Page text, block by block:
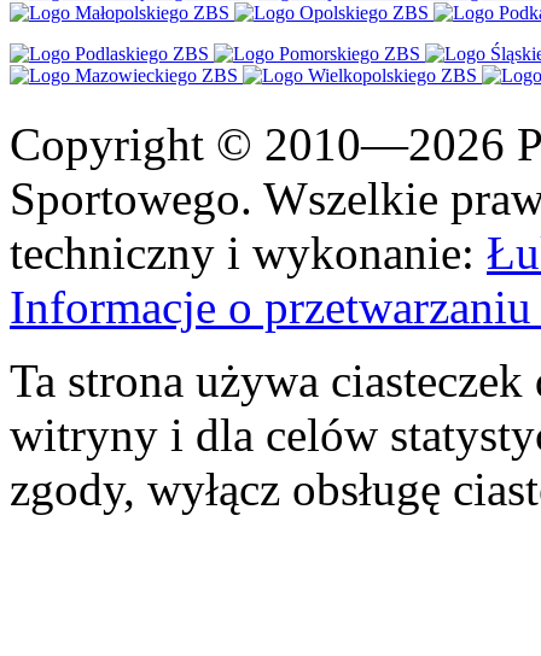
Copyright © 2010—2026
Sportowego. Wszelkie
techniczny i wykonanie:
Informacje o
Ta strona używa
witryny i dla celów
zgody, wyłącz obsługę